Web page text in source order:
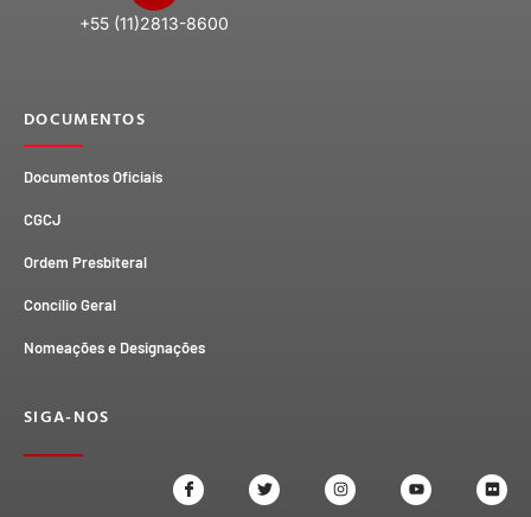
+55 (11)2813-8600
DOCUMENTOS
Documentos Oficiais
CGCJ
Ordem Presbiteral
Concílio Geral
Nomeações e Designações
SIGA-NOS